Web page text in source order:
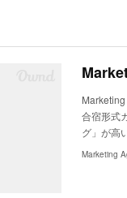
合宿形式
グ」が高
Marketing